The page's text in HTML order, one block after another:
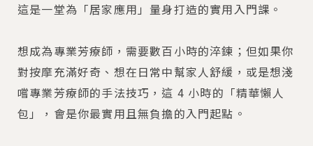
這是一堂為「居家應用」量身打造的實用入門課。
想成為專業芳療師，需要數百小時的淬鍊；但如果你
對按摩充滿好奇、想在日常中幫家人舒緩，或是想淺
嚐專業芳療師的手法技巧，這 4 小時的「精華懶人
包」，會是你最實用且無負擔的入門起點。